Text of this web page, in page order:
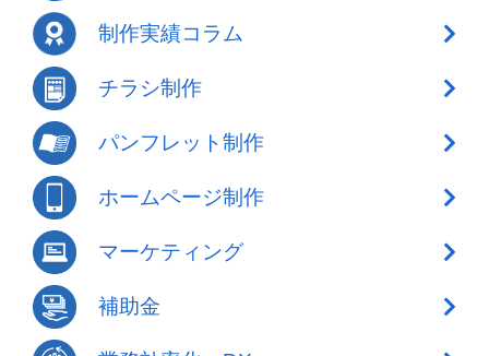
制作実績コラム
チラシ制作
パンフレット制作
ホームページ制作
マーケティング
補助金